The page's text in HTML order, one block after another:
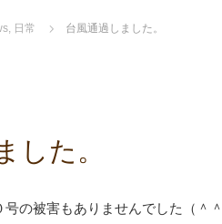
, 日常 台風通過しました。
した。
の被害もありませんでした（＾＾